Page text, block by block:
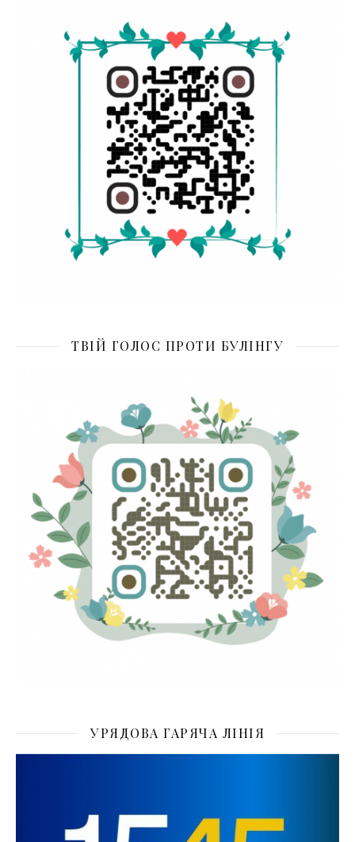
ТВІЙ ГОЛОС ПРОТИ БУЛІНГУ
УРЯДОВА ГАРЯЧА ЛІНІЯ